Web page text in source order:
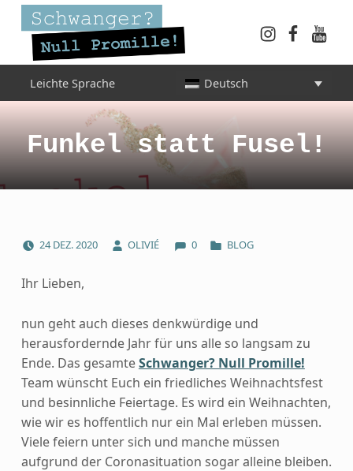
INFORMATIONEN FÜR SCHWANGERE, WERDENDE MÜTTER UND ALLE, DIE SIE IN DER SCHWANGERSCHAFT BEGLEITEN
Leichte Sprache Deutsch
Funkel statt Fusel!
24 DEZ.2020 OLIVIÉ 0 BLOG
Ihr Lieben,
nun geht auch dieses denkwürdige und
herausfordernde Jahr für uns alle so langsam zu
Ende. Das gesamteSchwanger? Null Promille!
Team wünscht Euch ein friedliches Weihnachtsfest
und besinnliche Feiertage. Es wird ein Weihnachten,
wie wir es hoffentlich nur ein Mal erleben müssen.
Viele feiern unter sich und manche müssen
aufgrund der Coronasituation sogar alleine bleiben.